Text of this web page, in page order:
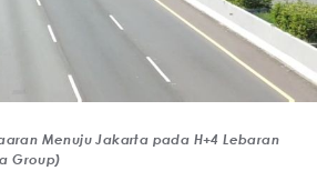
Menuju Jakarta pada H+4 Lebaran
Group)